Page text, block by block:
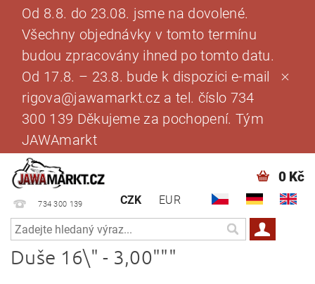
Od 8.8. do 23.08. jsme na dovolené.
Všechny objednávky v tomto termínu
budou zpracovány ihned po tomto datu.
Od 17.8. – 23.8. bude k dispozici e-mail
rigova@jawamarkt.cz a tel. číslo 734
300 139 Děkujeme za pochopení. Tým
JAWAmarkt
734 300 139 CZK EUR
0 Kč
Duše 16\" - 3,00"""